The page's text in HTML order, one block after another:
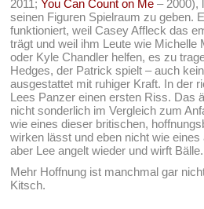
2011;You Can Count on Me – 2000),
seinen Figuren Spielraum zu geben.
funktioniert, weil Casey Affleck das
trägt und weil ihm Leute wie Michelle
oder Kyle Chandler helfen, es zu
Hedges, der Patrick spielt – auch
ausgestattet mit ruhiger Kraft. In der
Lees Panzer einen ersten Riss. Das
nicht sonderlich im Vergleich zum
wie eines dieser britischen,
wirken lässt und eben nicht wie
aber Lee angelt wieder und wirft Bälle.
Mehr Hoffnung ist manchmal gar
Kitsch.